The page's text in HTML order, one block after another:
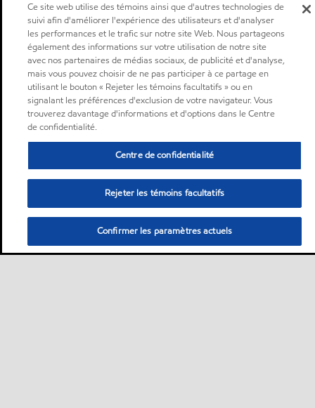
Ce site web utilise des témoins ainsi que d'autres technologies de
suivi afin d'améliorer l'expérience des utilisateurs et d'analyser
les performances et le trafic sur notre site Web. Nous partageons
également des informations sur votre utilisation de notre site
avec nos partenaires de médias sociaux, de publicité et d'analyse,
mais vous pouvez choisir de ne pas participer à ce partage en
utilisant le bouton « Rejeter les témoins facultatifs » ou en
signalant les préférences d'exclusion de votre navigateur. Vous
trouverez davantage d'informations et d'options dans le Centre
de confidentialité.
Centre de confidentialité
Rejeter les témoins facultatifs
Confirmer les paramètres actuels